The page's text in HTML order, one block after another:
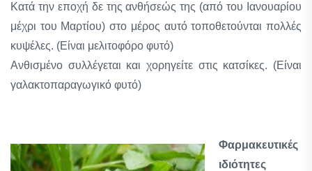
Κατά την εποχή δε της ανθήσεώς της (από του Ιανουαρίου
μέχρι του Μαρτίου) στο μέρος αυτό τοποθετούνται πολλές
κυψέλες. (Είναι μελιτοφόρο φυτό)
Ανθισμένο συλλέγεται και χορηγείτε στις κατσίκες. (Είναι
γαλακτοπαραγωγικό φυτό)
Φαρμακευτικές
ιδιότητες